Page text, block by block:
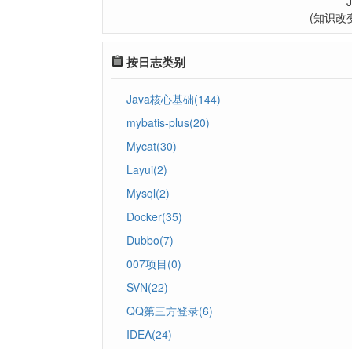
(知识改
按日志类别
Java核心基础(144)
mybatis-plus(20)
Mycat(30)
Layui(2)
Mysql(2)
Docker(35)
Dubbo(7)
007项目(0)
SVN(22)
QQ第三方登录(6)
IDEA(24)